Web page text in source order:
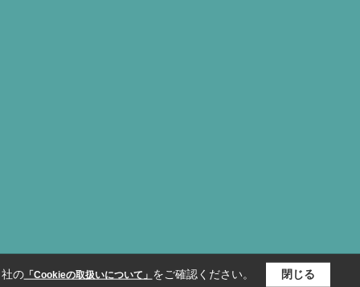
の「Cookieの取扱いについて」 をご確認ください。 閉じる